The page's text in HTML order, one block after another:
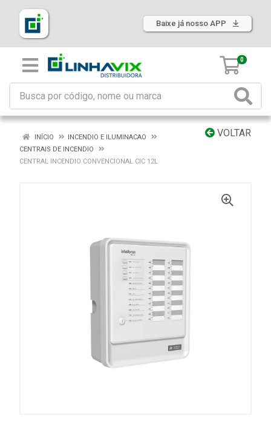
Baixe já nosso APP
0
VOLTAR
INÍCIO
INCENDIO E ILUMINACAO
CENTRAIS DE INCENDIO
CENTRAL INCENDIO CONVENCIONAL CIC 12L